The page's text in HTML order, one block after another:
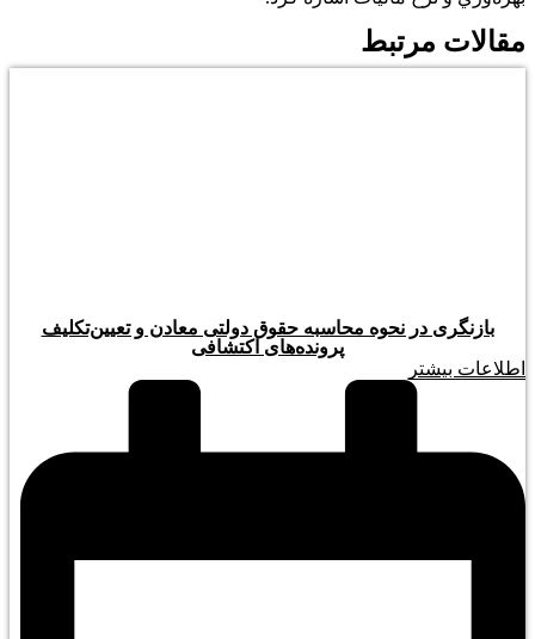
مقالات مرتبط
بازنگری در نحوه محاسبه حقوق دولتی معادن و تعیین‌تکلیف
پرونده‌های اکتشافی
اطلاعات بیشتر